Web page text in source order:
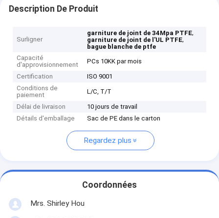
Description De Produit
Surligner
garniture de joint de 34Mpa PTFE,
garniture de joint de l'UL PTFE,
bague blanche de ptfe
Capacité
d'approvisionnement
PCs 10KK par mois
Certification
ISO 9001
Conditions de
paiement
L/C, T/T
Délai de livraison
10 jours de travail
Détails d'emballage
Sac de PE dans le carton
Regardez plus
Coordonnées
Mrs. Shirley Hou